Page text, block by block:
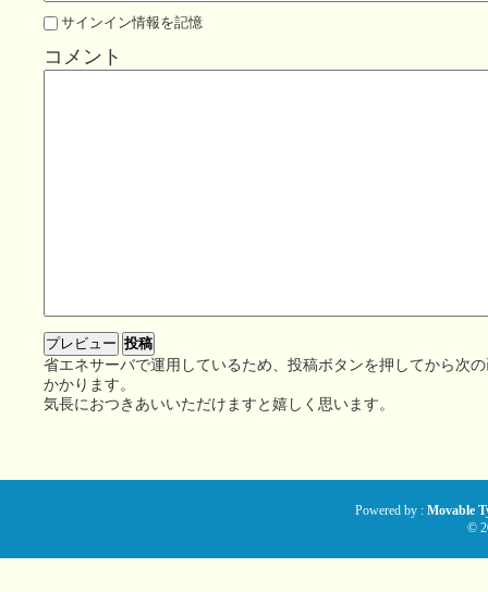
サインイン情報を記憶
コメント
省エネサーバで運用しているため、投稿ボタンを押してから次
かかります。
気長におつきあいいただけますと嬉しく思います。
Powered by : Movable
©